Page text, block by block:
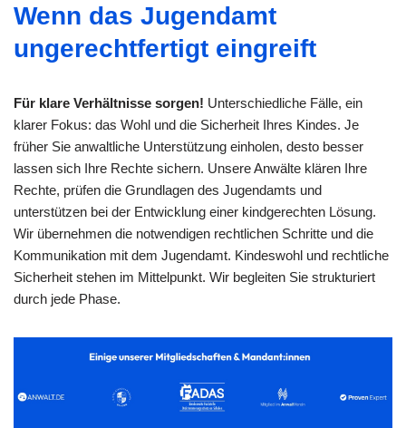
Wenn das Jugendamt
ungerechtfertigt eingreift
Für klare Verhältnisse sorgen! Unterschiedliche Fälle, ein
klarer Fokus: das Wohl und die Sicherheit Ihres Kindes. Je
früher Sie anwaltliche Unterstützung einholen, desto besser
lassen sich Ihre Rechte sichern. Unsere Anwälte klären Ihre
Rechte, prüfen die Grundlagen des Jugendamts und
unterstützen bei der Entwicklung einer kindgerechten Lösung.
Wir übernehmen die notwendigen rechtlichen Schritte und die
Kommunikation mit dem Jugendamt. Kindeswohl und rechtliche
Sicherheit stehen im Mittelpunkt. Wir begleiten Sie strukturiert
durch jede Phase.